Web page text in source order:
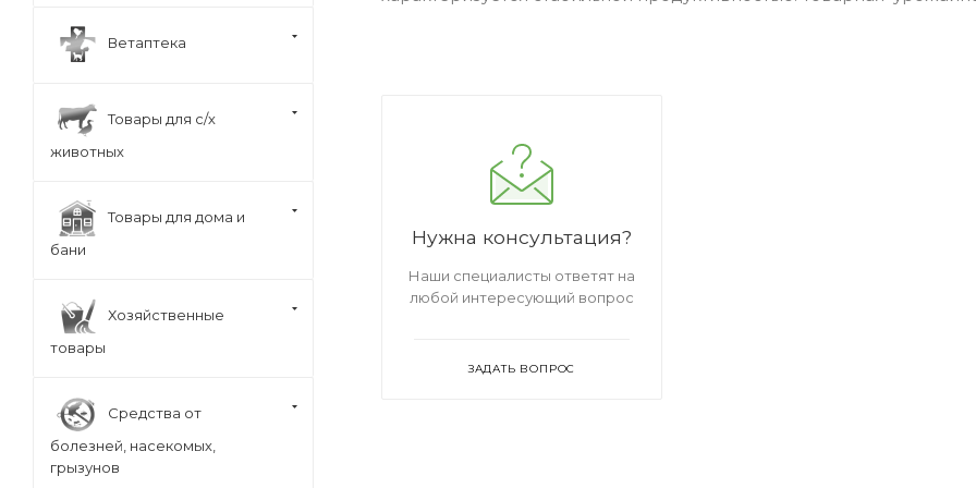
Нужна консультация?
Наши специалисты ответят на
любой интересующий вопрос
ЗАДАТЬ ВОПРОС
Ветаптека
Товары для с/х
животных
Товары для дома и
бани
Хозяйственные
товары
Средства от
болезней, насекомых,
грызунов